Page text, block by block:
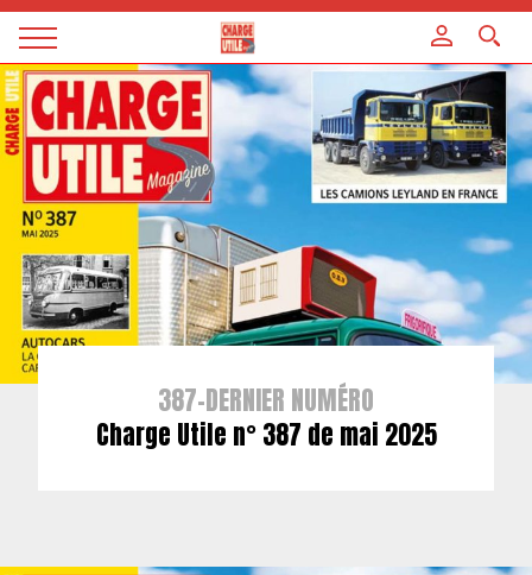
Magazine
Charge
utile
387-DERNIER NUMÉRO
Charge Utile n° 387 de mai 2025
Panneau de gestion des cookies